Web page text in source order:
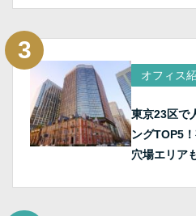
オフィス
東京23区で
ングTOP5
穴場エリア